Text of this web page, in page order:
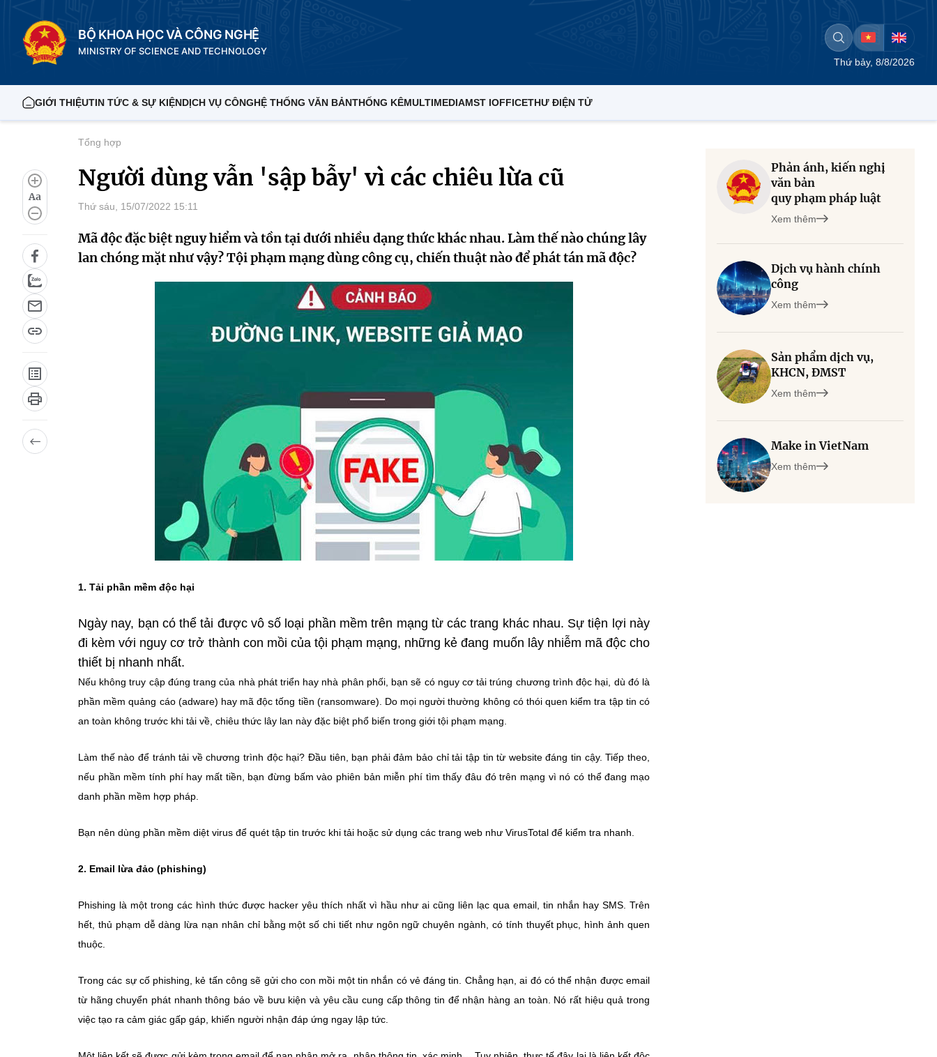
BỘ KHOA HỌC VÀ CÔNG NGHỆ
MINISTRY OF SCIENCE AND TECHNOLOGY
Thứ bảy, 8/8/2026
GIỚI THIỆUTIN TỨC & SỰ KIỆNDỊCH VỤ CÔNGHỆ THỐNG VĂN BẢNTHỐNG KÊMULTIMEDIAMST IOFFICETHƯ ĐIỆN TỬ
Aa
Tổng hợp
Người dùng vẫn 'sập bẫy' vì các chiêu lừa cũ
Thứ sáu, 15/07/2022 15:11
Mã độc đặc biệt nguy hiểm và tồn tại dưới nhiều dạng thức khác nhau. Làm thế nào chúng lây
lan chóng mặt như vậy? Tội phạm mạng dùng công cụ, chiến thuật nào để phát tán mã độc?
1. Tải phần mềm độc hại
Ngày nay, bạn có thể tải được vô số loại phần mềm trên mạng từ các trang khác nhau. Sự tiện lợi này
đi kèm với nguy cơ trở thành con mồi của tội phạm mạng, những kẻ đang muốn lây nhiễm mã độc cho
thiết bị nhanh nhất.
Nếu không truy cập đúng trang của nhà phát triển hay nhà phân phối, bạn sẽ có nguy cơ tải trúng chương trình độc hại, dù đó là
phần mềm quảng cáo (adware) hay mã độc tống tiền (ransomware). Do mọi người thường không có thói quen kiểm tra tập tin có
an toàn không trước khi tải về, chiêu thức lây lan này đặc biệt phổ biến trong giới tội phạm mạng.
Làm thế nào để tránh tải về chương trình độc hại? Đầu tiên, bạn phải đảm bảo chỉ tải tập tin từ website đáng tin cậy. Tiếp theo,
nếu phần mềm tính phí hay mất tiền, bạn đừng bấm vào phiên bản miễn phí tìm thấy đâu đó trên mạng vì nó có thể đang mạo
danh phần mềm hợp pháp.
Bạn nên dùng phần mềm diệt virus để quét tập tin trước khi tải hoặc sử dụng các trang web như VirusTotal để kiểm tra nhanh.
2. Email lừa đảo (phishing)
Phishing là một trong các hình thức được hacker yêu thích nhất vì hầu như ai cũng liên lạc qua email, tin nhắn hay SMS. Trên
hết, thủ phạm dễ dàng lừa nạn nhân chỉ bằng một số chi tiết như ngôn ngữ chuyên ngành, có tính thuyết phục, hình ảnh quen
thuộc.
Trong các sự cố phishing, kẻ tấn công sẽ gửi cho con mồi một tin nhắn có vẻ đáng tin. Chẳng hạn, ai đó có thể nhận được email
từ hãng chuyển phát nhanh thông báo về bưu kiện và yêu cầu cung cấp thông tin để nhận hàng an toàn. Nó rất hiệu quả trong
việc tạo ra cảm giác gấp gáp, khiến người nhận đáp ứng ngay lập tức.
Phản ánh, kiến nghị
văn bản
quy phạm pháp luật
Xem thêm
Dịch vụ hành chính
công
Xem thêm
Sản phẩm dịch vụ,
KHCN, ĐMST
Xem thêm
Make in VietNam
Xem thêm